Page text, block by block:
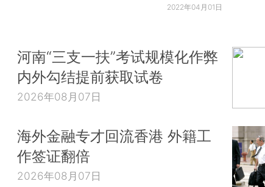
2022年04月01日
河南“三支一扶”考试规模化作弊
内外勾结提前获取试卷
2026年08月07日
海外金融专才回流香港 外籍工
作签证翻倍
2026年08月07日